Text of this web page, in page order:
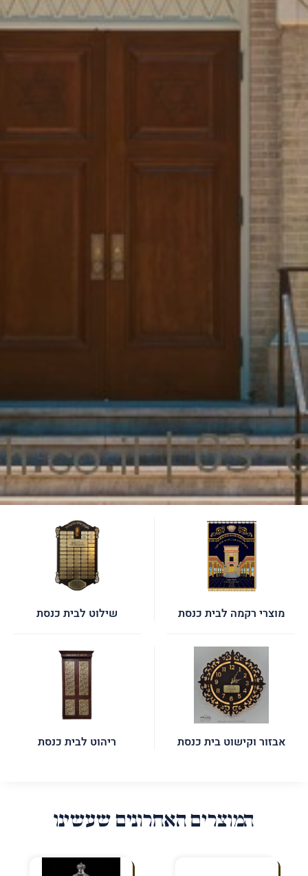
מוצרי רקמה לבית כנסת שילוט לבית כנסת
אבזור וקישוט בית כנסת ריהוט לבית כנסת
המוצרים האחרונים שעשינו